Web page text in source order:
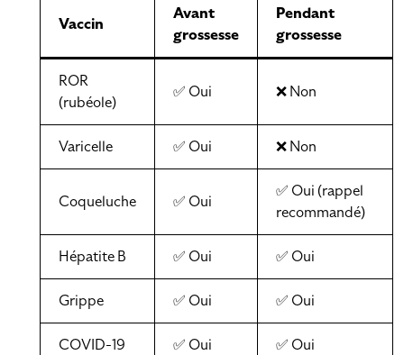
Vaccin
Avant
grossesse
Pendant
grossesse
ROR
(rubéole)
✅ Oui ❌ Non
Varicelle ✅ Oui ❌ Non
Coqueluche ✅ Oui
✅ Oui (rappel
recommandé)
Hépatite B ✅ Oui ✅ Oui
Grippe ✅ Oui ✅ Oui
COVID-19 ✅ Oui ✅ Oui